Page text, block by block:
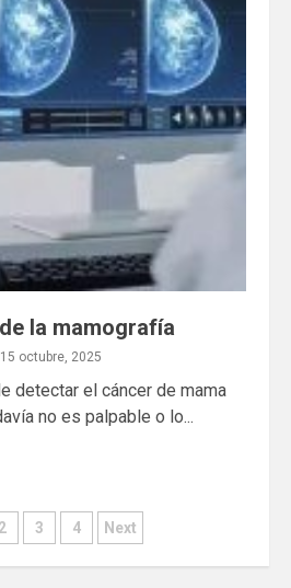
la mamografía
15 octubre, 2025
detectar el cáncer de mama
no es palpable o lo...
2 3 4 Next